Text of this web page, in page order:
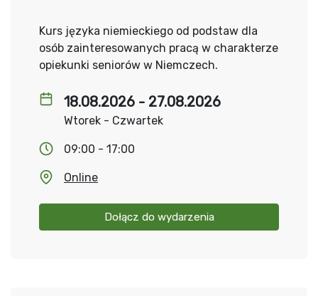
18.08.2026 - 27.08.2026
Wtorek - Czwartek
09:00 - 17:00
Online
Dołącz do wydarzenia
Kurs języka niemieckiego od podstaw dla
osób zainteresowanych pracą w charakterze
opiekunki seniorów w Niemczech.